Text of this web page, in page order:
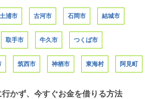
土浦市 古河市 石岡市 結城市
取手市 牛久市 つくば市
筑西市 神栖市 東海村 阿見町
かず、今すぐお金を借りる方法